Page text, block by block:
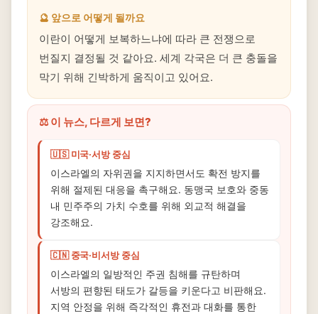
🔮 앞으로 어떻게 될까요
이란이 어떻게 보복하느냐에 따라 큰 전쟁으로
번질지 결정될 것 같아요. 세계 각국은 더 큰 충돌을
막기 위해 긴박하게 움직이고 있어요.
⚖️ 이 뉴스, 다르게 보면?
🇺🇸 미국·서방 중심
이스라엘의 자위권을 지지하면서도 확전 방지를
위해 절제된 대응을 촉구해요. 동맹국 보호와 중동
내 민주주의 가치 수호를 위해 외교적 해결을
강조해요.
🇨🇳 중국·비서방 중심
이스라엘의 일방적인 주권 침해를 규탄하며
서방의 편향된 태도가 갈등을 키운다고 비판해요.
지역 안정을 위해 즉각적인 휴전과 대화를 통한